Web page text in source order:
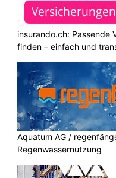
insurando.ch: Passende
finden – einfach und
Aquatum AG /
Regenwassernutzung